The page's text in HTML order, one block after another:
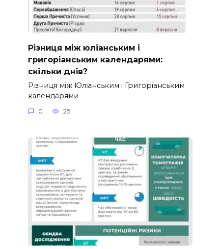
Різниця між юліанським і
григоріанським календарями:
скільки днів?
Різниця між Юліанським і Григоріанським
календарями
0 25